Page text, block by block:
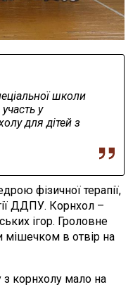
школи
у
для дітей з
фізичної терапії,
ДДПУ. Корнхол –
ігор. Гроловне
мішечком в отвір на
з корнхолу мало на